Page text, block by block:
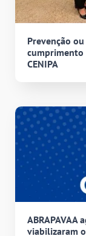
Prevenção ou
cumprimento
CENIPA
ABRAPAVAA
viabilizaram